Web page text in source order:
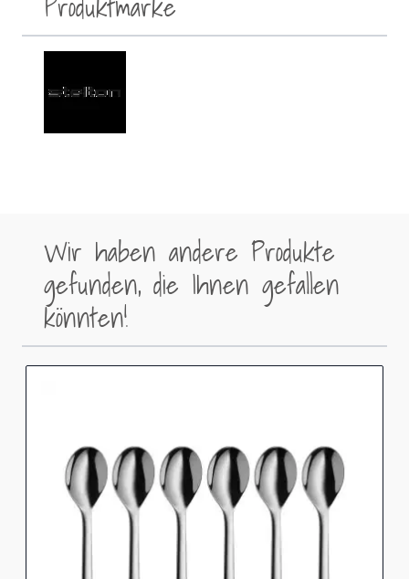
Wir haben andere Produkte
gefunden, die Ihnen gefallen
könnten!